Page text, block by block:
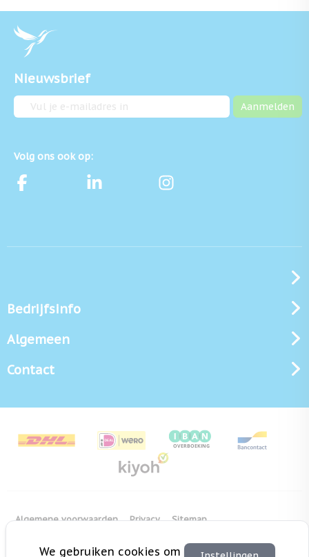
Nieuwsbrief
E-mailadres Aanmelden
Volg ons ook op:
Bedrijfsinfo
Algemeen
Contact
Algemene voorwaarden Privacy Sitemap
Copyright Bedrukken.nl Pas cookie instellingen aan
We gebruiken cookies om